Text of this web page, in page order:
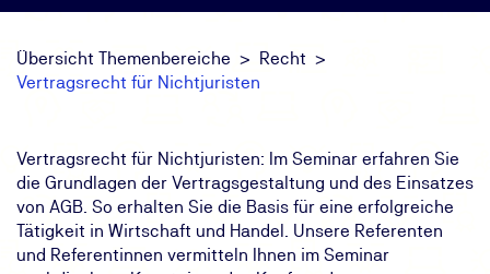
Übersicht Themenbereiche
Recht
Vertragsrecht für Nichtjuristen
Vertragsrecht für Nichtjuristen: Im Seminar erfahren Sie
die Grundlagen der Vertragsgestaltung und des Einsatzes
von AGB. So erhalten Sie die Basis für eine erfolgreiche
Tätigkeit in Wirtschaft und Handel. Unsere Referenten
und Referentinnen vermitteln Ihnen im Seminar